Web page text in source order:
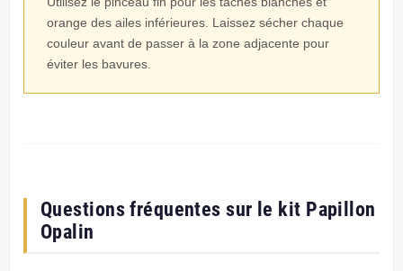
orange des ailes inférieures. Laissez sécher chaque
couleur avant de passer à la zone adjacente pour
éviter les bavures.
Questions fréquentes sur le kit Papillon
Opalin